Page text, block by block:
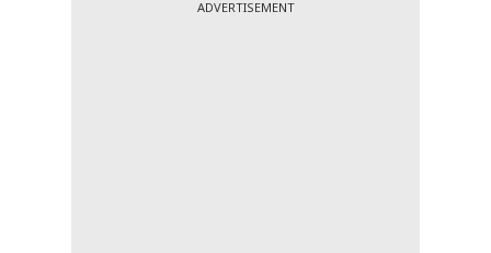
ADVERTISEMENT